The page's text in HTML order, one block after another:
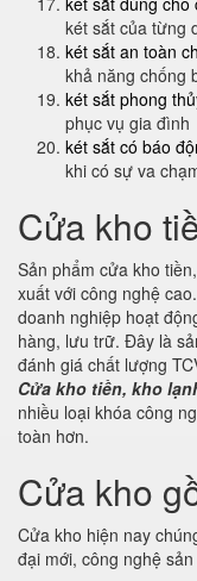
két sắt của từng
két sắt an toàn
khả năng chống
két sắt phong
phục vụ gia đình
két sắt có báo
khi có sự va
Cửa kho
Sản phẩm cửa kho
xuất với công nghệ
doanh nghiệp hoạt
hàng, lưu trữ. Đây là
đánh giá chất lượng
Cửa kho tiền, kho
nhiều loại khóa công
toàn hơn.
Cửa kho
Cửa kho hiện nay
đại mới, công nghệ